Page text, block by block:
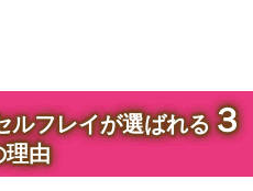
ルフレイが選ばれる３
理由